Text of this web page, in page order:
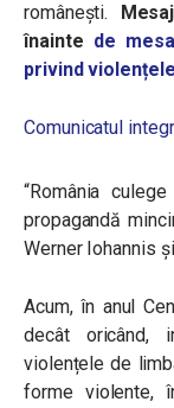
românești.
înainte de
privind
Comunicatul
“România
propagandă
Werner Iohannis
Acum, în anul
decât oricând,
violențele de
forme violente,